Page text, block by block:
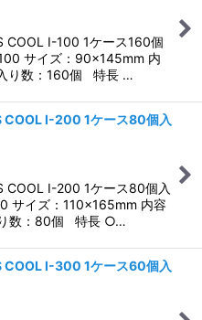
COOL I-100 1ケース160個
サイズ：90×145mm 内
り数：160個 特長 …
COOL I-200 1ケース80個入
COOL I-200 1ケース80個入
サイズ：110×165mm 内容
数：80個 特長 ○…
COOL I-300 1ケース60個入